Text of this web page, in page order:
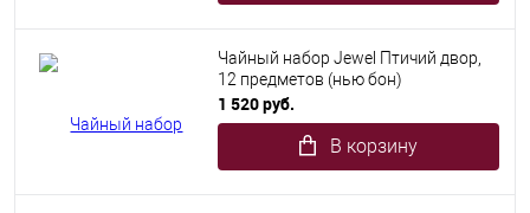
Чайный набор Jewel Птичий двор,
12 предметов (нью бон)
1 520 руб.
В корзину